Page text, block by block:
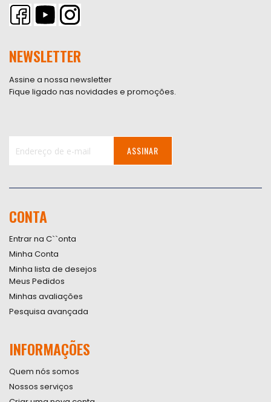
NEWSLETTER
Assine a nossa newsletter
Fique ligado nas novidades e promoções.
Newsletter:
ASSINAR
CONTA
Entrar na C``onta
Minha Conta
Minha lista de desejos
Meus Pedidos
Minhas avaliações
Pesquisa avançada
INFORMAÇÕES
Quem nós somos
Nossos serviços